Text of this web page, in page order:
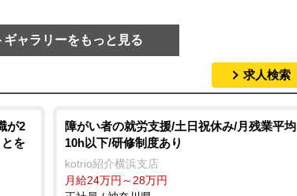
ギャラリーをもっと見る
求人検索
が2
を
障がい者の就労支援/土日祝休み/月残業平均
10h以下/研修制度あり
kotrio紹介横浜支店
月給24万円～28万円